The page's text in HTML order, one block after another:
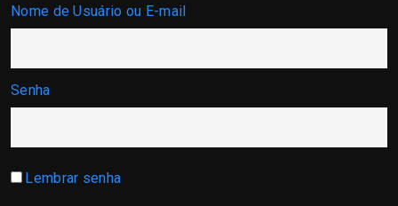
Nome de Usuário ou E-mail
Senha
Lembrar senha